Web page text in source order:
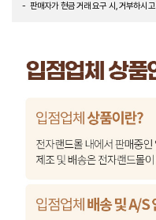
판매자가 현금 거래 요구 시, 거부하시고